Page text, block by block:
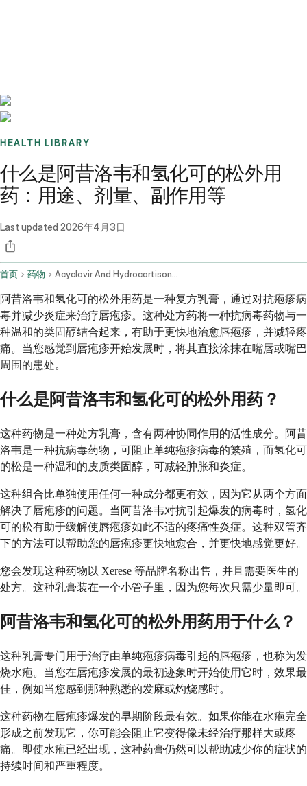
HEALTH LIBRARY
什么是阿昔洛韦和氢化可的松外用
药：用途、剂量、副作用等
Last updated 2026年4月3日
首页 药物 Acyclovir And Hydrocortisone Topical Application Route
阿昔洛韦和氢化可的松外用药是一种复方乳膏，通过对抗疱疹病
毒并减少炎症来治疗唇疱疹。这种处方药将一种抗病毒药物与一
种温和的类固醇结合起来，有助于更快地治愈唇疱疹，并减轻疼
痛。当您感觉到唇疱疹开始发展时，将其直接涂抹在嘴唇或嘴巴
周围的患处。
什么是阿昔洛韦和氢化可的松外用药？
这种药物是一种处方乳膏，含有两种协同作用的活性成分。阿昔
洛韦是一种抗病毒药物，可阻止单纯疱疹病毒的繁殖，而氢化可
的松是一种温和的皮质类固醇，可减轻肿胀和炎症。
这种组合比单独使用任何一种成分都更有效，因为它从两个方面
解决了唇疱疹的问题。当阿昔洛韦对抗引起爆发的病毒时，氢化
可的松有助于缓解使唇疱疹如此不适的疼痛性炎症。这种双管齐
下的方法可以帮助您的唇疱疹更快地愈合，并更快地感觉更好。
您会发现这种药物以 Xerese 等品牌名称出售，并且需要医生的
处方。这种乳膏装在一个小管子里，因为您每次只需少量即可。
阿昔洛韦和氢化可的松外用药用于什么？
这种乳膏专门用于治疗由单纯疱疹病毒引起的唇疱疹，也称为发
烧水疱。当您在唇疱疹发展的最初迹象时开始使用它时，效果最
佳，例如当您感到那种熟悉的发麻或灼烧感时。
这种药物在唇疱疹爆发的早期阶段最有效。如果你能在水疱完全
形成之前发现它，你可能会阻止它变得像未经治疗那样大或疼
痛。即使水疱已经出现，这种药膏仍然可以帮助减少你的症状的
持续时间和严重程度。